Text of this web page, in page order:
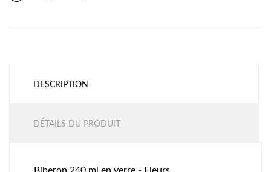
DESCRIPTION
DÉTAILS DU PRODUIT